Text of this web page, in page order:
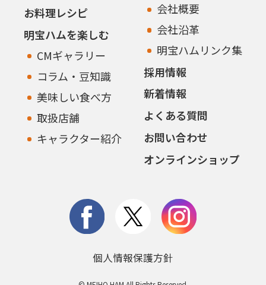
お料理レシピ
明宝ハムを楽しむ
CMギャラリー
コラム・豆知識
美味しい食べ方
取扱店舗
キャラクター紹介
会社概要
会社沿革
明宝ハムリンク集
採用情報
新着情報
よくある質問
お問い合わせ
オンラインショップ
個人情報保護方針